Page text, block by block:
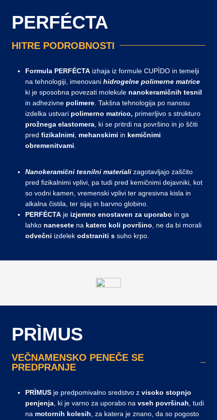
PERFÉCTA
HITRE PODROBNOSTI
Formula PERFÉCTA izhaja iz formule CUPÌDO in temelji
na tehnologiji, imenovani hidrogelne polimerne matrice
ki je sposobna povezati molekule nanokeramičnih tesnil
in adhezivne polimere . Takšna tehnologija po nanosu
izdelka ustvari polimerno matrico, primerljivo s strukturo
prožnega elastomera , ki se pritrdi na površino in jo ščiti
pred fizikalnimi mehanskimi in kemičnimi
obremenitvami
Nanokeramični tesnilni materiali zagotavljajo zaščito
pred fizikalnimi vplivi, pa tudi pred kemičnimi dejavniki, kot
so vodni kamen, vremenski vplivi ter agresivna kisla in
alkalna čistila, ter sijaj in barvno globino.
PERFÉCTA je izjemno enostaven za uporabo in ga
lahko nanesete na katero koli površino , ne da bi morali
odvečni izdelek odstraniti s suho krpo.
PRÌMUS
VEČNAMENSKO PENEČE SE
PREDPRANJE
PRÌMUS je predpomivalno sredstvo z visoko stopnjo
penjenja, ki je varno za uporabo na vseh površinah, tudi
na motornih kolesih, za katera je znano, da so pogosto